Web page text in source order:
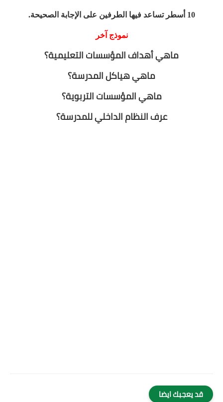
10 أسطر تساعد فيها الطرفين على الإجابة الصحيحة.
نموذج آخر
ماهي أهداف المؤسسات التعليمية؟
ماهي هياكل المدرسة؟
ماهي المؤسسات التربوية؟
عرف النظام الداخلي للمدرسة؟
قد يعجبك ايضا